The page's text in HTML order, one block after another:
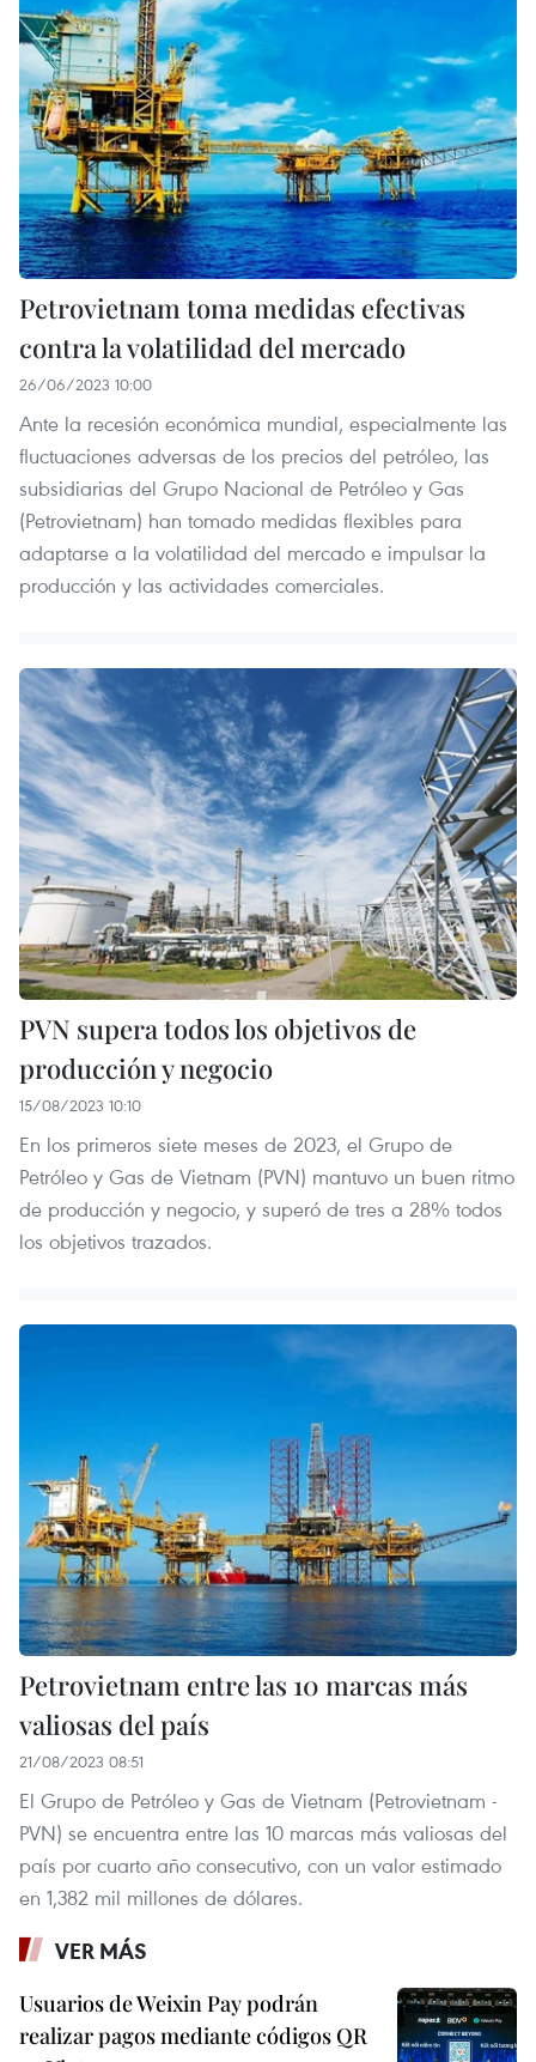
Petrovietnam toma medidas efectivas
contra la volatilidad del mercado
26/06/2023 10:00
Ante la recesión económica mundial, especialmente las
fluctuaciones adversas de los precios del petróleo, las
subsidiarias del Grupo Nacional de Petróleo y Gas
(Petrovietnam) han tomado medidas flexibles para
adaptarse a la volatilidad del mercado e impulsar la
producción y las actividades comerciales.
PVN supera todos los objetivos de
producción y negocio
15/08/2023 10:10
En los primeros siete meses de 2023, el Grupo de
Petróleo y Gas de Vietnam (PVN) mantuvo un buen ritmo
de producción y negocio, y superó de tres a 28% todos
los objetivos trazados.
Petrovietnam entre las 10 marcas más
valiosas del país
21/08/2023 08:51
El Grupo de Petróleo y Gas de Vietnam (Petrovietnam -
PVN) se encuentra entre las 10 marcas más valiosas del
país por cuarto año consecutivo, con un valor estimado
en 1,382 mil millones de dólares.
VER MÁS
Usuarios de Weixin Pay podrán
realizar pagos mediante códigos QR